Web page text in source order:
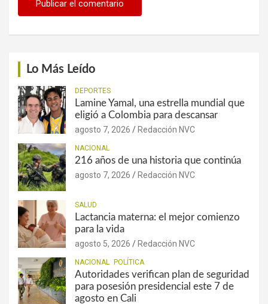
Lo Más Leído
DEPORTES
Lamine Yamal, una estrella mundial que
eligió a Colombia para descansar
agosto 7, 2026 Redacción NVC
NACIONAL
216 años de una historia que continúa
agosto 7, 2026 Redacción NVC
SALUD
Lactancia materna: el mejor comienzo
para la vida
agosto 5, 2026 Redacción NVC
NACIONAL POLÍTICA
Autoridades verifican plan de seguridad
para posesión presidencial este 7 de
agosto en Cali